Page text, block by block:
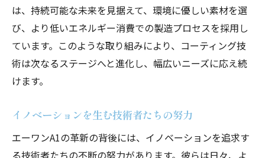
は、持続可能な未来を見据えて、環境に優しい素材を選
び、より低いエネルギー消費での製造プロセスを採用し
ています。このような取り組みにより、コーティング技
術は次なるステージへと進化し、幅広いニーズに応え続
けます。
イノベーションを生む技術者たちの努力
エーワンA1の革新の背後には、イノベーションを追求す
る技術者たちの不断の努力があります。彼らは日々、よ